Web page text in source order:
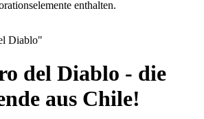
enthalten.
Diablo"
del Diablo - die
aus Chile!